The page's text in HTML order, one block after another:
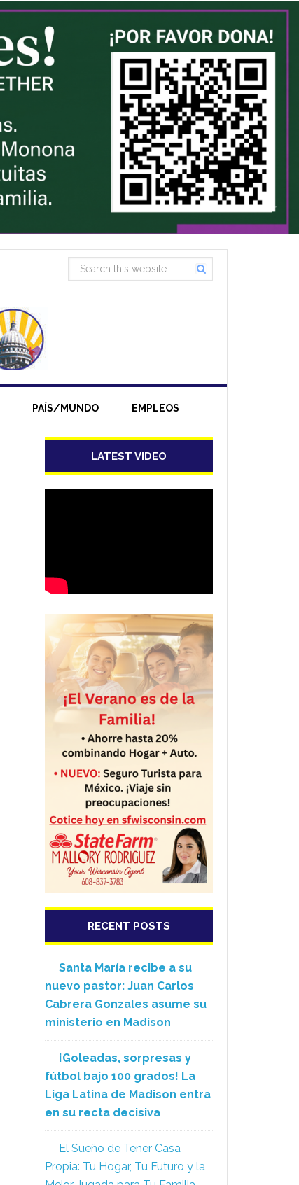
PAÍS/MUNDO EMPLEOS
LATEST VIDEO
RECENT POSTS
Santa María recibe a su
nuevo pastor: Juan Carlos
Cabrera Gonzales asume su
ministerio en Madison
¡Goleadas, sorpresas y
fútbol bajo 100 grados! La
Liga Latina de Madison entra
en su recta decisiva
El Sueño de Tener Casa
Propia: Tu Hogar, Tu Futuro y la